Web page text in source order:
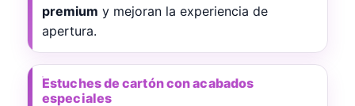
premium y mejoran la experiencia de
apertura.
Estuches de cartón con acabados
especiales